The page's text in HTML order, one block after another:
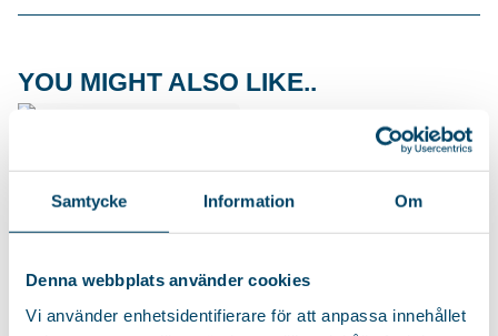
Samtycke Information Om
Denna webbplats använder cookies
Vi använder enhetsidentifierare för att anpassa innehållet
YOU MIGHT ALSO LIKE..
Flexible microfiber duster,